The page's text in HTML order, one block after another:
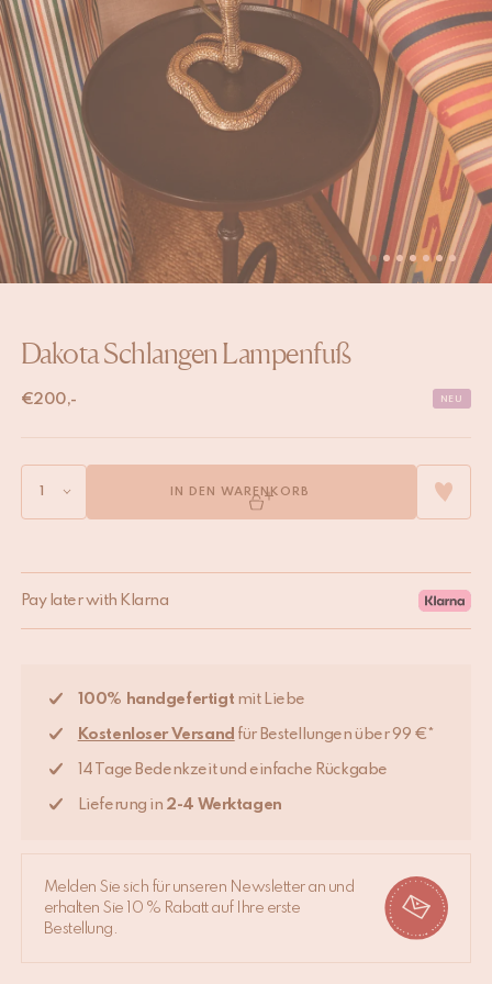
Dakota Schlangen Lampenfuß
€200,- NEU
IN DEN WARENKORB
Pay later with Klarna
100% handgefertigt mit Liebe
Kostenloser Versand für Bestellungen über 99 €*
14 Tage Bedenkzeit und einfache Rückgabe
Lieferung in 2-4 Werktagen
Melden Sie sich für unseren Newsletter an und
erhalten Sie 10 % Rabatt auf Ihre erste
Bestellung.